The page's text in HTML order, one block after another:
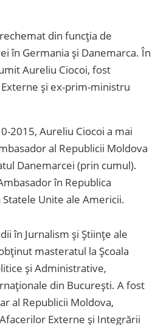
din funcția de
în Germania și Danemarca. În
Aureliu Ciocoi, fost
și ex-prim-ministru
2015, Aureliu Ciocoi a mai
al Republicii Moldova
Danemarcei (prin cumul).
în Republica
Statele Unite ale Americii.
în Jurnalism și Științe ale
masteratul la Şcoala
și Administrative,
din Bucureşti. A fost
al Republicii Moldova,
Externe și Integrării